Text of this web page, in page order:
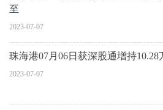
至
2023-07-07
珠海港07月06日获深股通增持10.28
2023-07-07